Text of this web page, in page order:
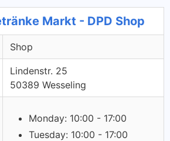
Markt - DPD Shop
Shop
Lindenstr. 25
50389 Wesseling
Monday: 10:00 - 17:00
Tuesday: 10:00 - 17:00